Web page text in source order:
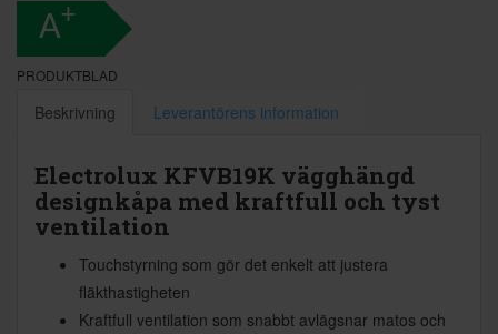
A+
PRODUKTBLAD
Beskrivning Leverantörens information
Electrolux KFVB19K vägghängd
designkåpa med kraftfull och tyst
ventilation
Touchstyrning som gör det enkelt att justera
fläkthastigheten
Kraftfull ventilation som snabbt avlägsnar matos och